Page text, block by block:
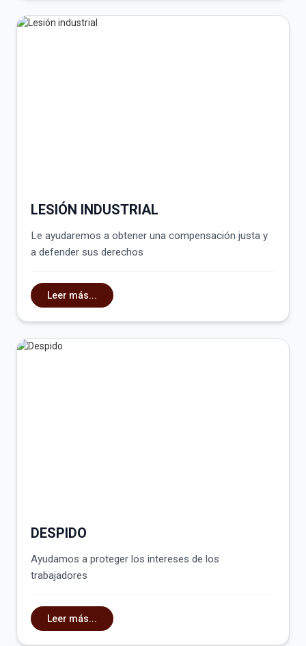
LESIÓN INDUSTRIAL
Le ayudaremos a obtener una compensación justa y
a defender sus derechos
Leer más...
DESPIDO
Ayudamos a proteger los intereses de los
trabajadores
Leer más...